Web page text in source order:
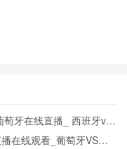
牙在线直播_ 西班牙vs
在线观看_葡萄牙VS西